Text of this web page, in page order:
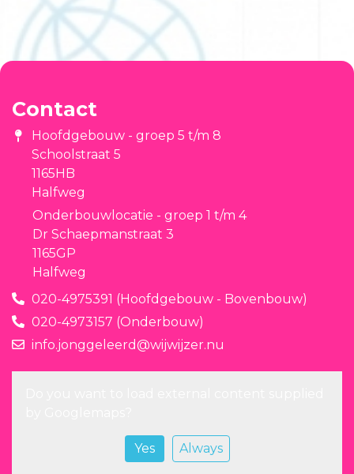
Contact
Hoofdgebouw - groep 5 t/m 8
Schoolstraat 5
1165HB
Halfweg
Onderbouwlocatie - groep 1 t/m 4
Dr Schaepmanstraat 3
1165GP
Halfweg
020-4975391 (Hoofdgebouw - Bovenbouw)
020-4973157 (Onderbouw)
info.jonggeleerd@wijwijzer.nu
Yes Always